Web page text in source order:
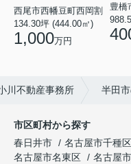
西尾市西幡豆町西岡割
134.30坪 (444.00㎡)
1,000万円
豊橋
川不動産事務所 半田
市区町村から探す
春日井市
名古屋市千種区
名古屋市名東区
名古屋